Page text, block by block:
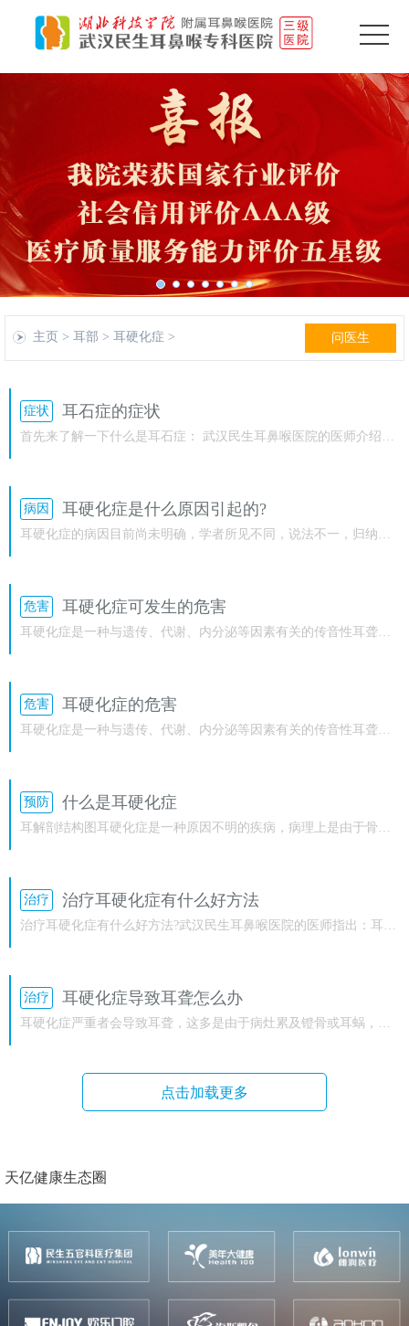
主页 > 耳部 > 耳硬化症 > 问医生
症状 耳石症的症状
首先来了解一下什么是耳石症： 武汉民生耳鼻喉医院的医师介绍：
病因 耳硬化症是什么原因引起的?
耳硬化症的病因目前尚未明确，学者所见不同，说法不一，归纳有
危害 耳硬化症可发生的危害
耳硬化症是一种与遗传、代谢、内分泌等因素有关的传音性耳聋，
危害 耳硬化症的危害
耳硬化症是一种与遗传、代谢、内分泌等因素有关的传音性耳聋，
预防 什么是耳硬化症
耳解剖结构图耳硬化症是一种原因不明的疾病，病理上是由于骨迷
治疗 治疗耳硬化症有什么好方法
治疗耳硬化症有什么好方法?武汉民生耳鼻喉医院的医师指出：耳硬
治疗 耳硬化症导致耳聋怎么办
耳硬化症严重者会导致耳聋，这多是由于病灶累及镫骨或耳蜗，影
点击加载更多
天亿健康生态圈